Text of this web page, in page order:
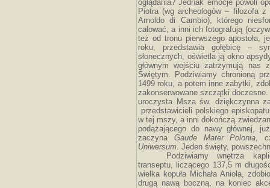
oglądania? Jednak emocje powoli
Piotra (wg archeologów – filozofa
Arnoldo di Cambio), którego
całować, a inni ich fotografują
też od tronu pierwszego apostoła,
roku, przedstawia gołębicę –
słonecznych, oświetla ją okno
głównym wejściu zatrzymują nas
Świętym. Podziwiamy chronioną
1499 roku, a potem inne zabytki,
zakonserwowane szczątki
uroczysta Msza św. dziękczynna
przedstawicieli polskiego
w tej mszy, a inni dokończą
podążającego do nawy głównej,
zaczyna Gaude Mater Polonia,
Uniwersum. Jeden święty,
Podziwiamy wnętrza
transeptu, liczącego 137,5 m
wielka kopuła Michała Anioła,
drugą nawą boczną, na koniec